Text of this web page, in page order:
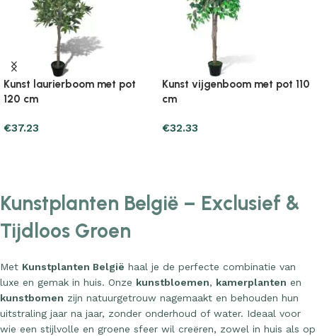
Kunst laurierboom met pot
120 cm
€37.23
Kunst vijgenboom met pot 110
cm
€32.33
Kunstplanten België – Exclusief &
Tijdloos Groen
Met Kunstplanten België haal je de perfecte combinatie van
luxe en gemak in huis. Onze kunstbloemen, kamerplanten en
kunstbomen zijn natuurgetrouw nagemaakt en behouden hun
uitstraling jaar na jaar, zonder onderhoud of water. Ideaal voor
wie een stijlvolle en groene sfeer wil creëren, zowel in huis als op